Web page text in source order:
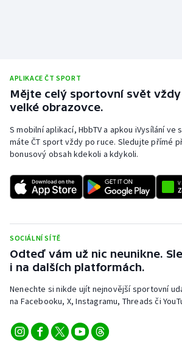
APLIKACE ČT SPORT
Mějte celý sportovní svět vždy
velké obrazovce.
S mobilní aplikací, HbbTV a apkou iVysílání
máte ČT sport vždy po ruce. Sledujte přímé
bonusový obsah kdekoli a kdykoli.
SOCIÁLNÍ SÍTĚ
Odteď vám už nic neunikne.
i na dalších platformách.
Nenechte si nikde ujít nejnovější sportovní
na Facebooku, X, Instagramu, Threads či